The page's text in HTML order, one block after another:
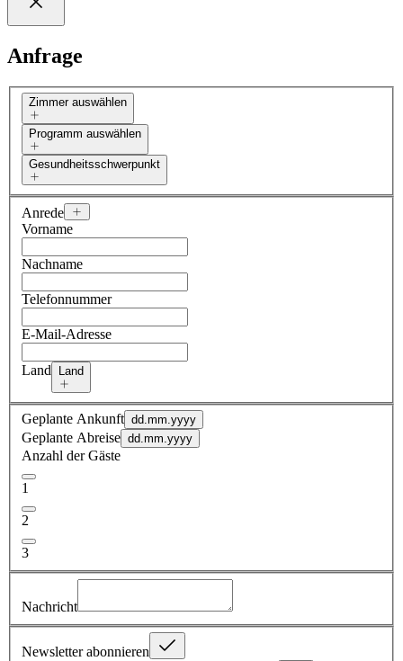
Anfrage
Zimmer auswählen
Programm auswählen
Gesundheitsschwerpunkt
Anrede
Vorname
Nachname
Telefonnummer
E-Mail-Adresse
Land Land
Geplante Ankunft dd.mm.yyyy
Geplante Abreise dd.mm.yyyy
Anzahl der Gäste
1
2
3
Nachricht
Newsletter abonnieren